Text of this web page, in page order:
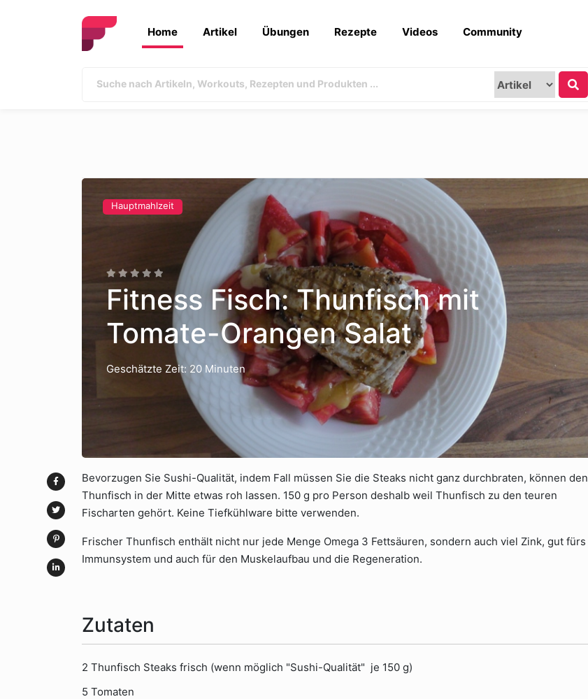
Home Artikel Übungen Rezepte Videos Community
Hauptmahlzeit
Fitness Fisch: Thunfisch mit
Tomate-Orangen Salat
Geschätzte Zeit: 20 Minuten
Bevorzugen Sie Sushi-Qualität, indem Fall müssen Sie die Steaks nicht ganz durchbraten, können den
Thunfisch in der Mitte etwas roh lassen. 150 g pro Person deshalb weil Thunfisch zu den teuren
Fischarten gehört. Keine Tiefkühlware bitte verwenden.
Frischer Thunfisch enthält nicht nur jede Menge Omega 3 Fettsäuren, sondern auch viel Zink, gut fürs
Immunsystem und auch für den Muskelaufbau und die Regeneration.
Zutaten
2 Thunfisch Steaks frisch (wenn möglich "Sushi-Qualität" je 150 g)
5 Tomaten